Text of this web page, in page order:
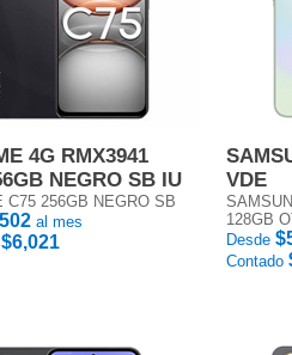
4G RMX3941
NEGRO SB IU
C75 256GB NEGRO SB
al mes
$6,021
VDE
128GB
Desde
Contado